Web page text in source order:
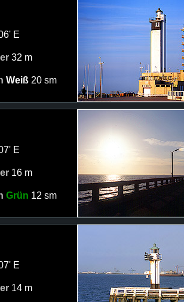
E
32 m
Weiß 20 sm
E
16 m
Grün 12 sm
E
14 m